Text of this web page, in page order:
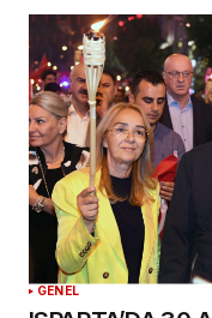
GENEL